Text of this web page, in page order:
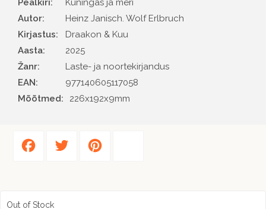
Pealkiri:
Kuningas ja meri
Autor
Heinz Janisch. Wolf Erlbruch
Kirjastus
Draakon & Kuu
Aasta
2025
Žanr
Laste- ja noortekirjandus
EAN
977140605117058
Mõõtmed:
226x192x9mm